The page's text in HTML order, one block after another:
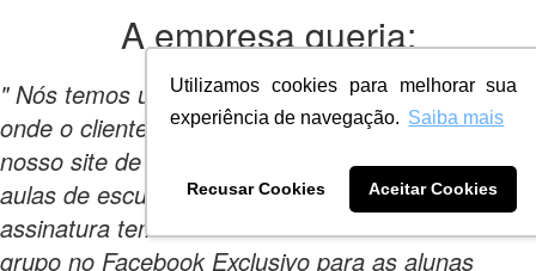
Utilizamos cookies para melhorar sua
experiência de navegação. Saiba mais
Recusar Cookies Aceitar Cookies
A empresaqueria:
" Nós temos uma Escola On Line por assinatura ,
onde o cliente ao se cadastrar tem acesso ao
nosso site de cursos onde estão localizadas as
aulas de escultura . Enquanto estiver pagando a
assinatura tem acesso aos cursos . Temos um
grupo no Facebook Exclusivo para as alunas